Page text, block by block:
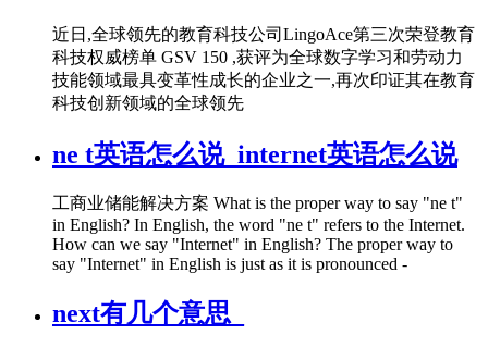
近日,全球领先的教育科技公司LingoAce第三次荣登教育
科技权威榜单 GSV 150 ,获评为全球数字学习和劳动力
技能领域最具变革性成长的企业之一,再次印证其在教育
科技创新领域的全球领先
ne t英语怎么说_internet英语怎么说
工商业储能解决方案 What is the proper way to say "ne t"
in English? In English, the word "ne t" refers to the Internet.
How can we say "Internet" in English? The proper way to
say "Internet" in English is just as it is pronounced -
next有几个意思_